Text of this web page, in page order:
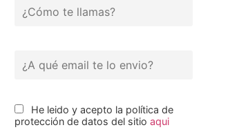
He leido y acepto la política de
protección de datos del sitio aqui